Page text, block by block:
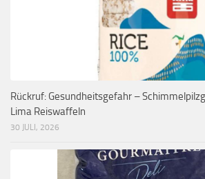
Rückruf: Gesundheitsgefahr –
Lima Reiswaffeln
30 JULI, 2026